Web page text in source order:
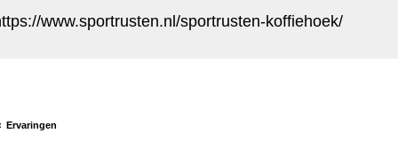
www.sportrusten.nl/sportrusten-koffiehoek/
Ervaringen